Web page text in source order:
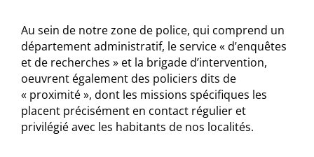
Au sein de notre zone de police, qui comprend un
département administratif, le service « d’enquêtes
et de recherches » et la brigade d’intervention,
oeuvrent également des policiers dits de
« proximité », dont les missions spécifiques les
placent précisément en contact régulier et
privilégié avec les habitants de nos localités.